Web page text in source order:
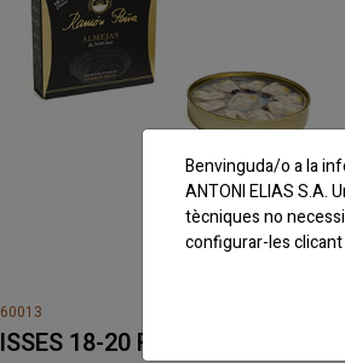
18-20 RO-120 R.PEÑA
Benvinguda/o a la
ANTONI ELIAS S.A.
tècniques no
configurar-les clicant